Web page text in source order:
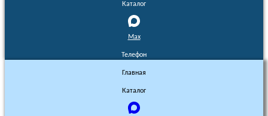
Каталог
Max
Телефон
Главная
Каталог